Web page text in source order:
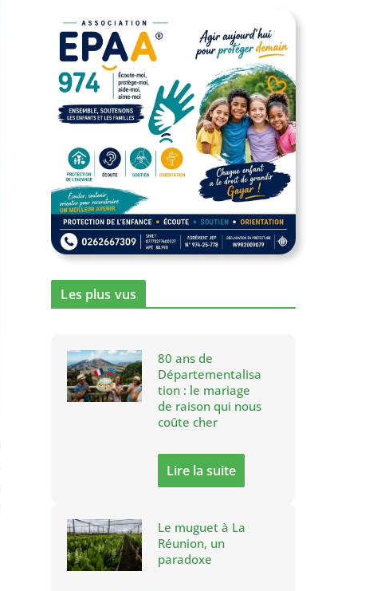
Les plus vus
80 ans de
Départementalisa
tion : le mariage
de raison qui nous
coûte cher
Lire la suite
Le muguet à La
Réunion, un
paradoxe